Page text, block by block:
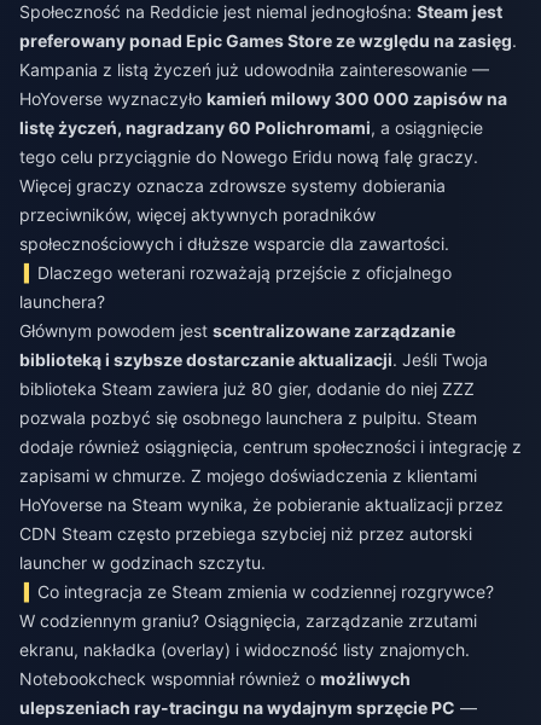
Społeczność na Reddicie jest niemal jednogłośna: Steam jest
preferowany ponad Epic Games Store ze względu na zasięg.
Kampania z listą życzeń już udowodniła zainteresowanie —
HoYoverse wyznaczyło kamień milowy 300 000 zapisów na
listę życzeń, nagradzany 60 Polichromami, a osiągnięcie
tego celu przyciągnie do Nowego Eridu nową falę graczy.
Więcej graczy oznacza zdrowsze systemy dobierania
przeciwników, więcej aktywnych poradników
społecznościowych i dłuższe wsparcie dla zawartości.
Dlaczego weterani rozważają przejście z oficjalnego
launchera?
Głównym powodem jest scentralizowane zarządzanie
biblioteką i szybsze dostarczanie aktualizacji. Jeśli Twoja
biblioteka Steam zawiera już 80 gier, dodanie do niej ZZZ
pozwala pozbyć się osobnego launchera z pulpitu. Steam
dodaje również osiągnięcia, centrum społeczności i integrację z
zapisami w chmurze. Z mojego doświadczenia z klientami
HoYoverse na Steam wynika, że pobieranie aktualizacji przez
CDN Steam często przebiega szybciej niż przez autorski
launcher w godzinach szczytu.
Co integracja ze Steam zmienia w codziennej rozgrywce?
W codziennym graniu? Osiągnięcia, zarządzanie zrzutami
ekranu, nakładka (overlay) i widoczność listy znajomych.
Notebookcheck wspomniał również o możliwych
ulepszeniach ray-tracingu na wydajnym sprzęcie PC —